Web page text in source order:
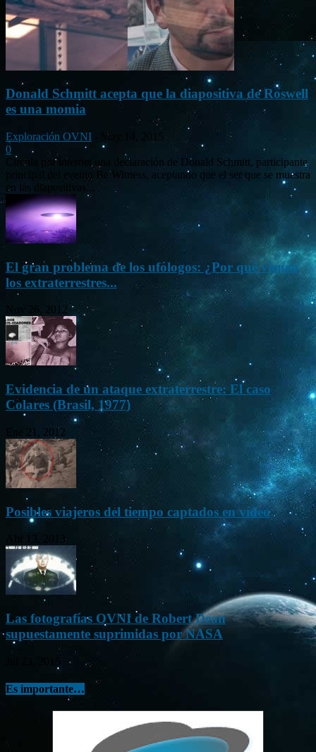
Donald Schmitt acepta que la diapositiva de Roswell
es una momia
Exploración OVNI
May 14, 2015
0
Circula por internet una declaración de Donald Schmitt, participante
principal del evento Be Witness, aceptando que el ser que se muestra
en las diapositivas...
El gran problema de los ufólogos: ¿Por qué vienen
los extraterrestres...
Nov 26, 2012
Evidencia de un ataque extraterrestre: El caso
Colares (Brasil, 1977)
Ene 21, 2012
Posibles viajeros del tiempo captados en vídeo
Abr 13, 2013
Las fotografías OVNI de Robert Dean
supuestamente suprimidas por NASA
Es importante…